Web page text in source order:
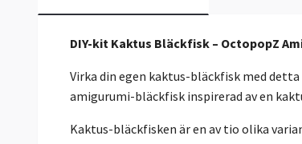
DIY-kit Kaktus Bläckfisk – OctopopZ
Virka din egen kaktus-bläckfisk med
amigurumi-bläckfisk inspirerad av en
Kaktus-bläckfisken är en av tio olika